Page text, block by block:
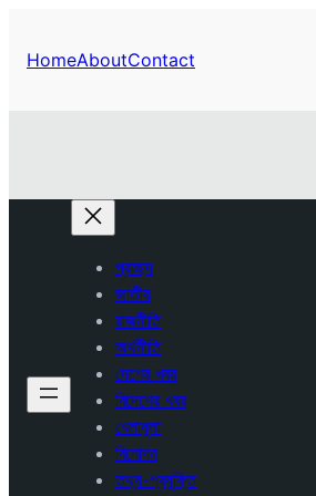
HomeAboutContact
প্রচ্ছদ
জাতীয়
রাজনীতি
অর্থনীতি
দেশের খবর
বিদেশের খবর
খেলাধুলা
বিনোদন
তথ্য-প্রযুক্তি